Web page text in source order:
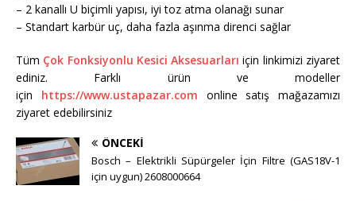
– 2 kanallı U biçimli yapısı, iyi toz atma olanağı sunar
– Standart karbür uç, daha fazla aşınma direnci sağlar
Tüm Çok Fonksiyonlu Kesici Aksesuarları için linkimizi ziyaret
ediniz. Farklı ürün ve modeller
için https://www.ustapazar.com online satış mağazamızı
ziyaret edebilirsiniz
ÖNCEKI
Bosch – Elektrikli Süpürgeler İçin Filtre (GAS18V-1
için uygun) 2608000664